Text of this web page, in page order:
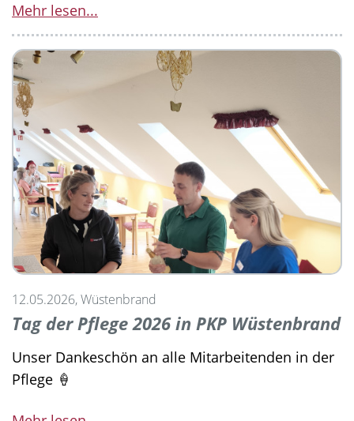
Mehr lesen...
12.05.2026, Wüstenbrand
Tag der Pflege 2026 in PKP Wüstenbrand
Unser Dankeschön an alle Mitarbeitenden in der
Pflege 🍦